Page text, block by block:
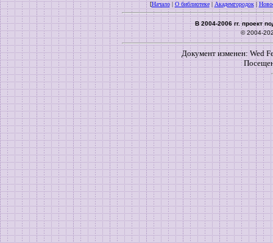
[Начало|О библиотеке|Академгородок|
В 2004-2006 гг. проект
© 2004-
Документ изменен: Wed